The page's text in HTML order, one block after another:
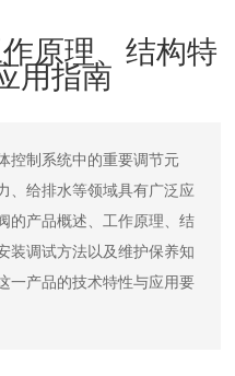
原理、结构特
用指南
控制系统中的重要调节元
、给排水等领域具有广泛应
的产品概述、工作原理、结
装调试方法以及维护保养知
一产品的技术特性与应用要